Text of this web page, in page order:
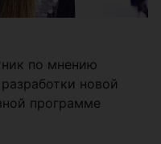
по мнению
новой
программе